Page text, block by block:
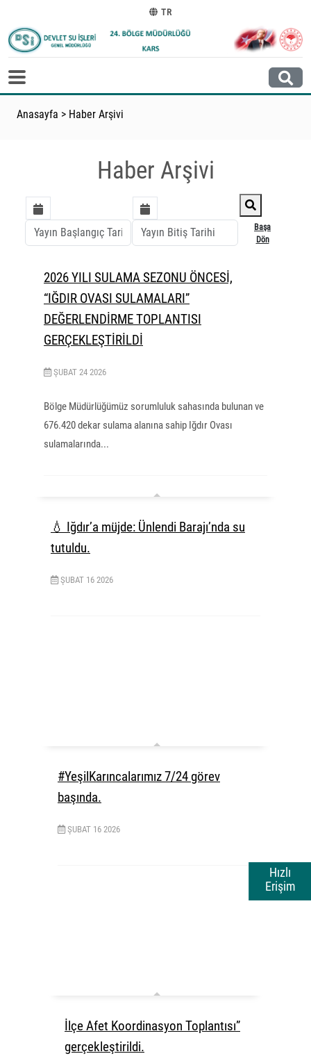
Hızlı
Erişim
TR
Anasayfa > Haber Arşivi
Haber Arşivi
Başa
Dön
2026 YILI SULAMA SEZONU ÖNCESİ,
“IĞDIR OVASI SULAMALARI”
DEĞERLENDİRME TOPLANTISI
GERÇEKLEŞTİRİLDİ
ŞUBAT 24 2026
Bölge Müdürlüğümüz sorumluluk sahasında bulunan ve
676.420 dekar sulama alanına sahip Iğdır Ovası
sulamalarında...
💧 Iğdır’a müjde: Ünlendi Barajı’nda su
tutuldu.
ŞUBAT 16 2026
#YeşilKarıncalarımız 7/24 görev
başında.
ŞUBAT 16 2026
İlçe Afet Koordinasyon Toplantısı”
gerçekleştirildi.